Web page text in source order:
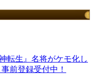
転生』名将がケモ化し
前登録受付中！